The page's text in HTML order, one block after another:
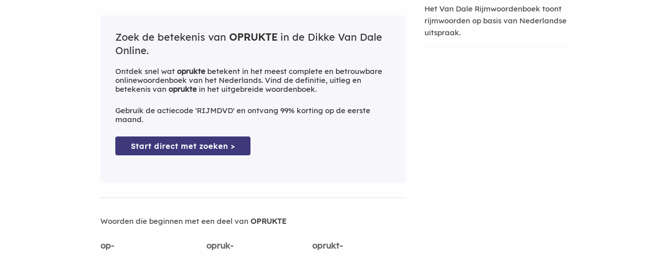
Zoek de betekenis van OPRUKTE in de Dikke Van Dale
Online.
Ontdek snel wat oprukte betekent in het meest complete en betrouwbare
onlinewoordenboek van het Nederlands. Vind de definitie, uitleg en
betekenis van oprukte in het uitgebreide woordenboek.
Gebruik de actiecode 'RIJMDVD' en ontvang 99% korting op de eerste
maand.
Start direct met zoeken >
Woorden die beginnen met een deel van OPRUKTE
op- opruk- oprukt-
Het Van Dale Rijmwoordenboek toont
rijmwoorden op basis van Nederlandse
uitspraak.